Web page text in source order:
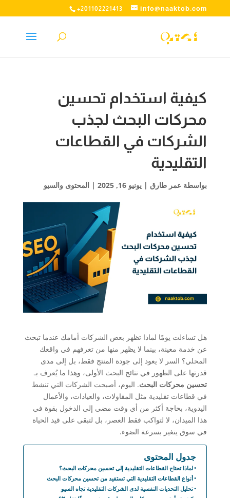
+201102221413 info@naaktob.com
كيفية استخدام تحسين
محركات البحث لجذب
الشركات في القطاعات
التقليدية
بواسطة عمر طارق| يونيو 16, 2025 | المحتوى والسيو
هل تساءلت يومًا لماذا تظهر بعض الشركات أمامك عندما تبحث
عن خدمة معينة، بينما لا يظهر منها من تعرفهم في واقعك
المحلي؟ السر لا يعود إلى جودة المنتج فقط، بل إلى مدى
قدرتها على الظهور في نتائج البحث الأولى، وهذا ما يُعرف بـ
تحسين محركات البحث. اليوم، أصبحت الشركات التي تنشط
في قطاعات تقليدية مثل المقاولات، والعيادات، والأعمال
اليدوية، بحاجة أكثر من أي وقت مضى إلى الدخول بقوة في
هذا الميدان، لا لتواكب فقط العصر، بل لتبقى على قيد الحياة
في سوق يتغير بسرعة الضوء.
جدول المحتوى
لماذا تحتاج القطاعات التقليدية إلى تحسين محركات البحث؟
أنواع القطاعات التقليدية التي تستفيد من تحسين محركات البحث
تحليل التحديات النفسية لدى الشركات التقليدية تجاه السيو